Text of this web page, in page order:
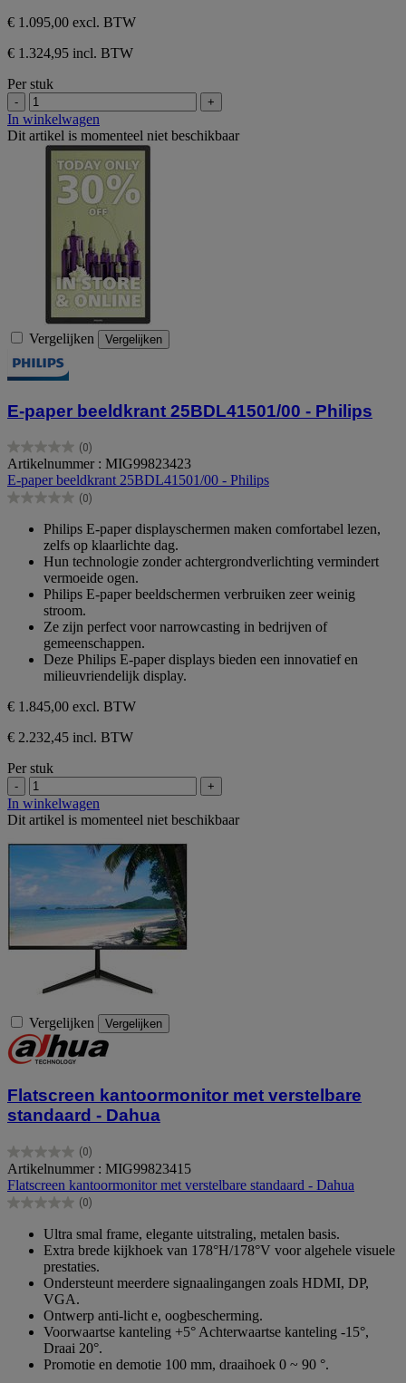
€ 1.095,00 excl. BTW
€ 1.324,95 incl. BTW
Per stuk
- +
In winkelwagen
Dit artikel is momenteel niet beschikbaar
Vergelijken Vergelijken
E-paper beeldkrant 25BDL41501/00 - Philips
(0)
0.0
van
de
5
Artikelnummer : MIG99823423
E-paper beeldkrant 25BDL41501/00 - Philips
(0)
0.0
sterren.
Philips E-paper displayschermen maken comfortabel lezen,
zelfs op klaarlichte dag.
Hun technologie zonder achtergrondverlichting vermindert
vermoeide ogen.
Philips E-paper beeldschermen verbruiken zeer weinig
stroom.
Ze zijn perfect voor narrowcasting in bedrijven of
gemeenschappen.
Deze Philips E-paper displays bieden een innovatief en
milieuvriendelijk display.
€ 1.845,00 excl. BTW
€ 2.232,45 incl. BTW
Per stuk
- +
In winkelwagen
Dit artikel is momenteel niet beschikbaar
Vergelijken Vergelijken
Flatscreen kantoormonitor met verstelbare
standaard - Dahua
(0)
0.0
van
de
5
Artikelnummer : MIG99823415
Flatscreen kantoormonitor met verstelbare standaard - Dahua
(0)
0.0
sterren.
Ultra smal frame, elegante uitstraling, metalen basis.
Extra brede kijkhoek van 178°H/178°V voor algehele visuele
prestaties.
Ondersteunt meerdere signaalingangen zoals HDMI, DP,
VGA.
Ontwerp anti-licht e, oogbescherming.
Voorwaartse kanteling +5° Achterwaartse kanteling -15°,
Draai 20°.
Promotie en demotie 100 mm, draaihoek 0 ~ 90 °.